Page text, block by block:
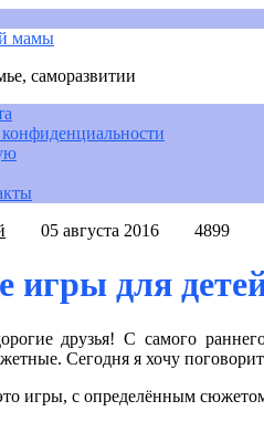
мамы
саморазвитии
05 августа 2016 4899
игры для
друзья! С самого
Сегодня я хочу
игры, с определённым